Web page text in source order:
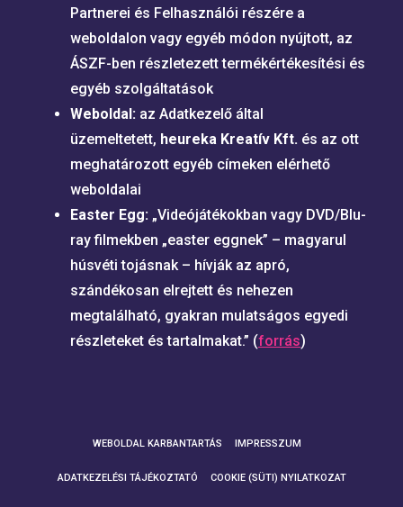
Partnerei és Felhasználói részére a
weboldalon vagy egyéb módon nyújtott, az
ÁSZF-ben részletezett termékértékesítési és
egyéb szolgáltatások
Weboldal: az Adatkezelő által
üzemeltetett, heureka Kreatív Kft. és az ott
meghatározott egyéb címeken elérhető
weboldalai
Easter Egg: „Videójátékokban vagy DVD/Blu-
ray filmekben „easter eggnek” – magyarul
húsvéti tojásnak – hívják az apró,
szándékosan elrejtett és nehezen
megtalálható, gyakran mulatságos egyedi
részleteket és tartalmakat.” (forrás)
WEBOLDAL KARBANTARTÁS IMPRESSZUM
ADATKEZELÉSI TÁJÉKOZTATÓ COOKIE (SÜTI) NYILATKOZAT